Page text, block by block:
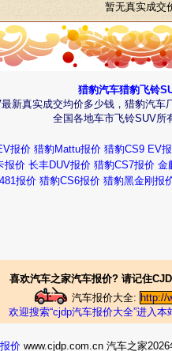
暂无真实成交
猎豹汽车猎豹飞铃
新真实成交均价多少钱，猎豹汽车
全国各地车市飞铃SUV所
报价 猎豹Mattu报价 猎豹CS9 EV
报价 长丰DUV报价 猎豹CS7报价 金
报价 猎豹CS6报价 猎豹黑金刚报
喜欢汽车之家汽车报价? 请记住
汽车报价大全: http://
欢迎搜索“cjdp汽车报价大全”进入本
价www.cjdp.com.cn 汽车之家